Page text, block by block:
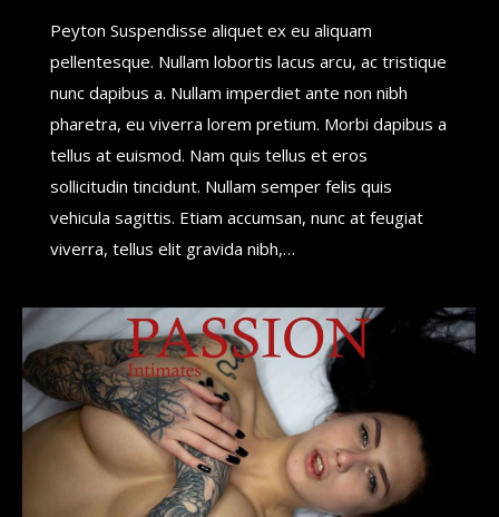
Peyton Suspendisse aliquet ex eu aliquam
pellentesque. Nullam lobortis lacus arcu, ac tristique
nunc dapibus a. Nullam imperdiet ante non nibh
pharetra, eu viverra lorem pretium. Morbi dapibus a
tellus at euismod. Nam quis tellus et eros
sollicitudin tincidunt. Nullam semper felis quis
vehicula sagittis. Etiam accumsan, nunc at feugiat
viverra, tellus elit gravida nibh,…